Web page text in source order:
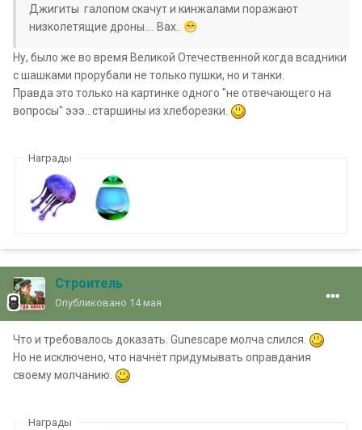
Джигиты галопом скачут и кинжалами поражают
низколетящие дроны.... Вах.. 😁
Ну, было же во время Великой Отечественной когда всадники
с шашками прорубали не только пушки, но и танки.
Правда это только на картинке одного "не отвечающего на
вопросы" эээ...старшины из хлеборезки.
Награды
Строитель
Опубликовано 14 мая
Что и требовалось доказать. Gunescape молча слился.
Но не исключено, что начнёт придумывать оправдания
своему молчанию.
Награды